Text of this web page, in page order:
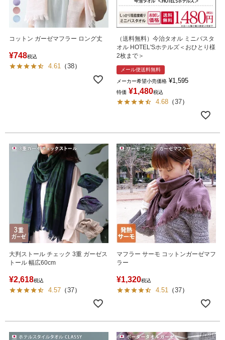
コットン ガーゼマフラー ロング丈
¥748税込
4.61 （38）
（送料無料）今治タオル ミニバスタ
オル HOTEL'Sホテルズ＜おひとり様
2枚まで＞
メール便送料無料
メーカー希望小売価格 ¥1,595
特価 ¥1,480税込
4.68 （37）
大判ストール チェック 3重 ガーゼス
トール 幅広60cm
¥2,618税込
4.57 （37）
マフラー サーモ コットンガーゼマフ
ラー
¥1,320税込
4.51 （37）